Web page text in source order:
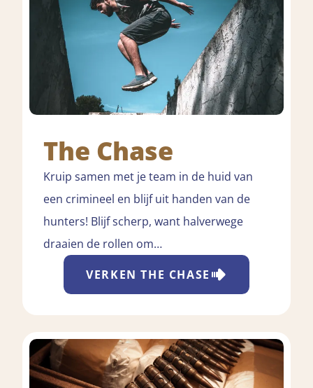
The Chase
Kruip samen met je team in de huid van
een crimineel en blijf uit handen van de
hunters! Blijf scherp, want halverwege
draaien de rollen om…
VERKENTHE CHASE